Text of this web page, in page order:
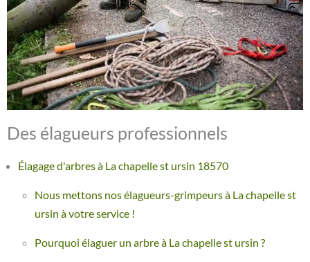
Des élagueurs professionnels
Élagage d'arbres à La chapelle st ursin 18570
Nous mettons nos élagueurs-grimpeurs à La chapelle st
ursin à votre service !
Pourquoi élaguer un arbre à La chapelle st ursin ?